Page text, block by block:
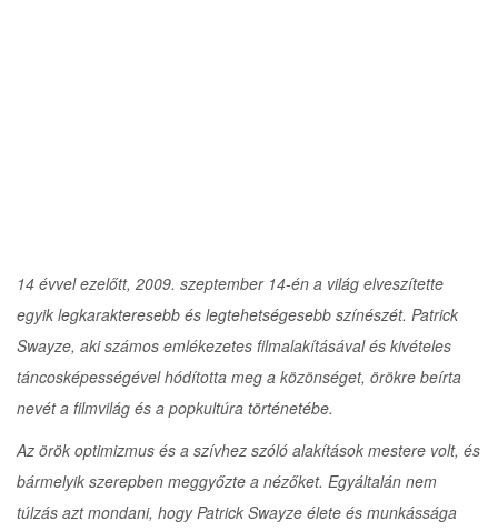
14 évvel ezelőtt, 2009. szeptember 14-én a világ elveszítette
egyik legkarakteresebb és legtehetségesebb színészét. Patrick
Swayze, aki számos emlékezetes filmalakításával és kivételes
táncosképességével hódította meg a közönséget, örökre beírta
nevét a filmvilág és a popkultúra történetébe.
Az örök optimizmus és a szívhez szóló alakítások mestere volt, és
bármelyik szerepben meggyőzte a nézőket. Egyáltalán nem
túlzás azt mondani, hogy Patrick Swayze élete és munkássága